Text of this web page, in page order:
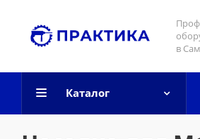
в
Каталог